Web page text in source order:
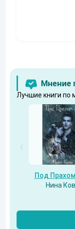
Мнение
Лучшие книги по
Под
Нина